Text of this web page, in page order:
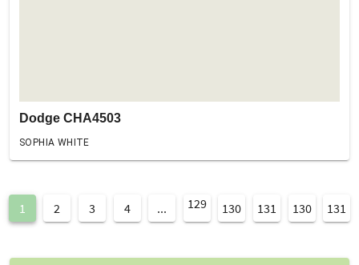
Dodge CHA4503
SOPHIA WHITE
1 2 3 4 ... 129 130 131 130 131